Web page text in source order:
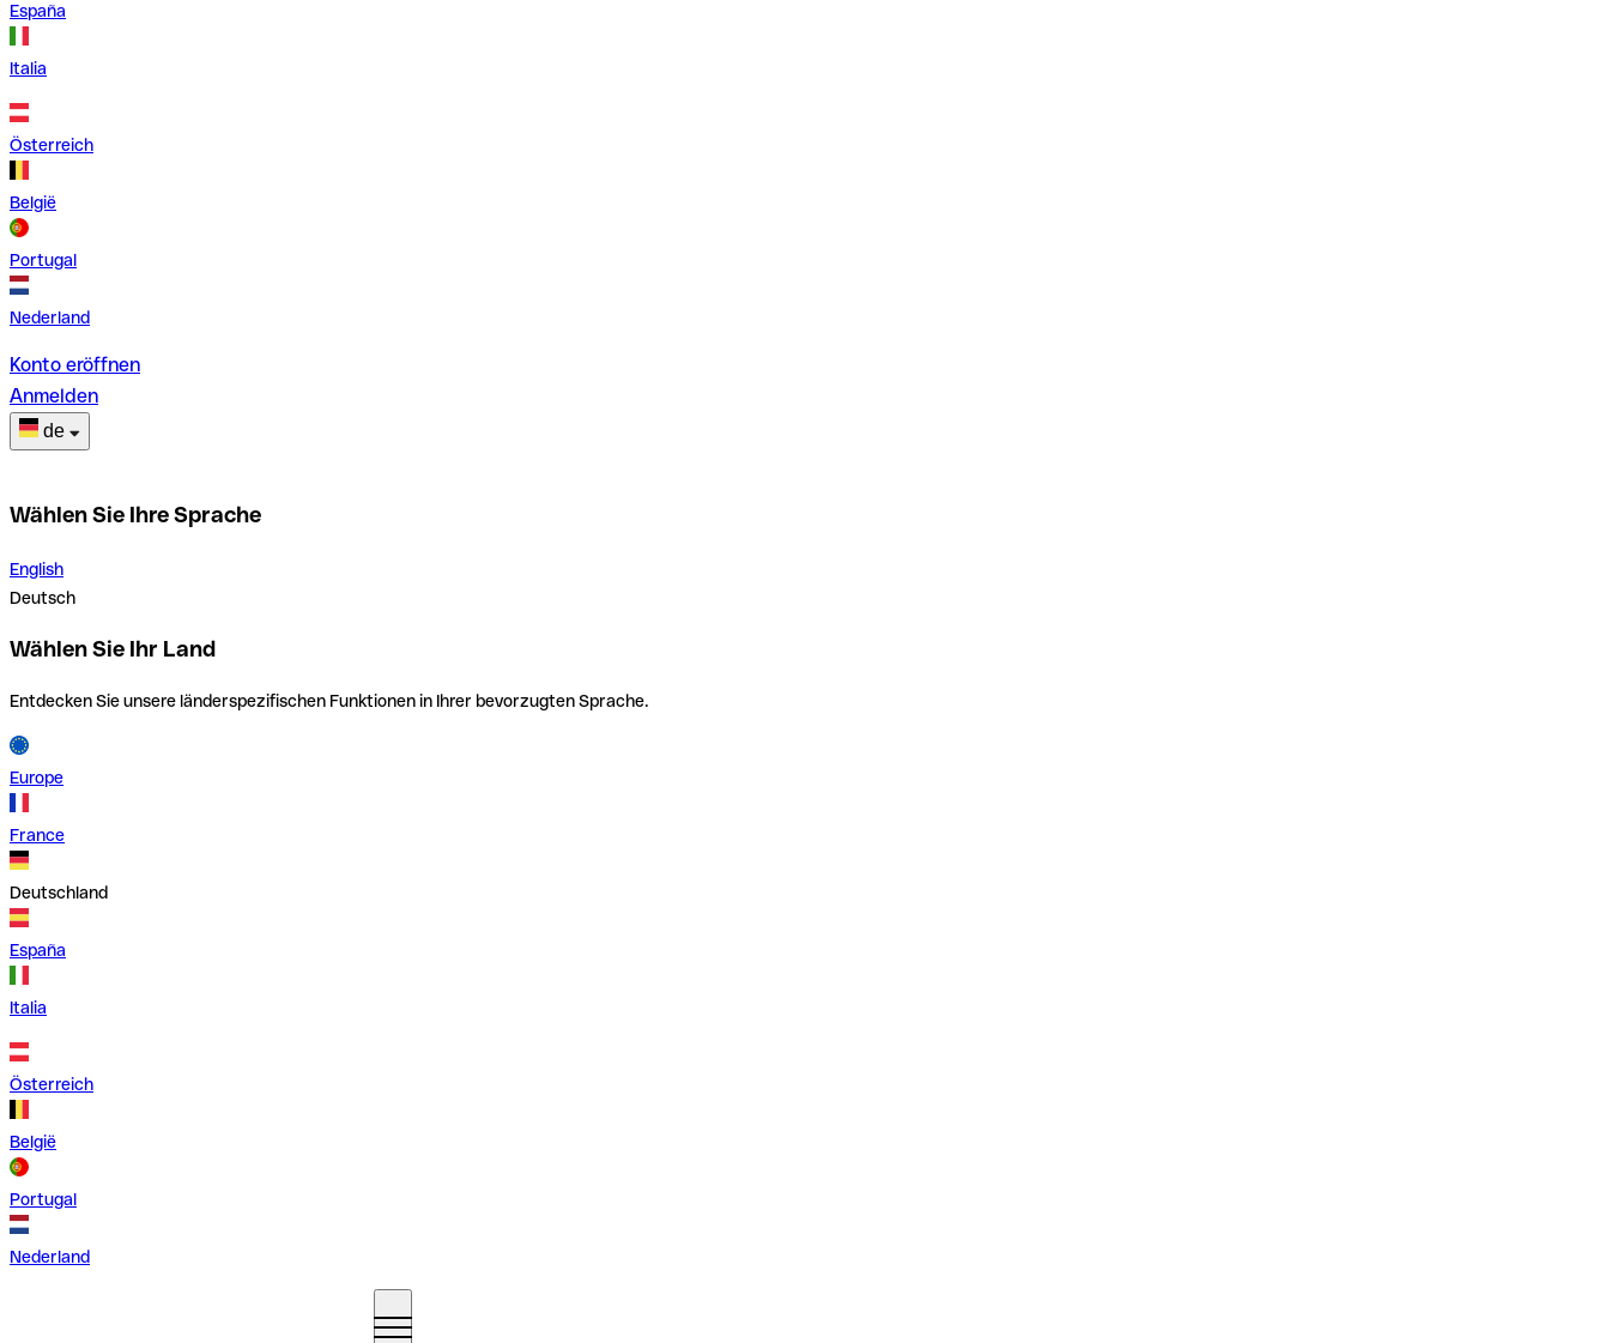
España
Italia
Österreich
België
Portugal
Nederland
Konto eröffnen
Anmelden
de
Wählen Sie Ihre Sprache
English
Deutsch
Wählen Sie Ihr Land
Entdecken Sie unsere länderspezifischen Funktionen in Ihrer bevorzugten Sprache.
Europe
France
Deutschland
España
Italia
Österreich
België
Portugal
Nederland